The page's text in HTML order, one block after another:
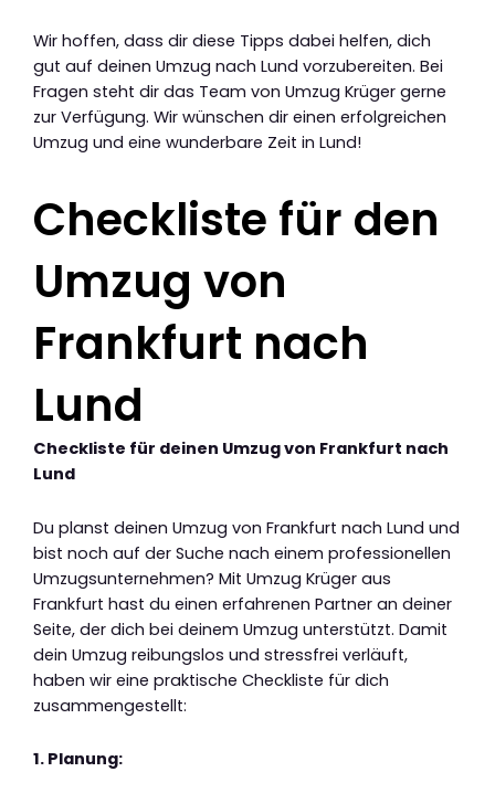
Wir hoffen, dass dir diese Tipps dabei helfen, dich
gut auf deinen Umzug nach Lund vorzubereiten. Bei
Fragen steht dir das Team von Umzug Krüger gerne
zur Verfügung. Wir wünschen dir einen erfolgreichen
Umzug und eine wunderbare Zeit in Lund!
Checkliste für den
Umzug von
Frankfurt nach
Lund
Checkliste für deinen Umzug von Frankfurt nach
Lund
Du planst deinen Umzug von Frankfurt nach Lund und
bist noch auf der Suche nach einem professionellen
Umzugsunternehmen? Mit Umzug Krüger aus
Frankfurt hast du einen erfahrenen Partner an deiner
Seite, der dich bei deinem Umzug unterstützt. Damit
dein Umzug reibungslos und stressfrei verläuft,
haben wir eine praktische Checkliste für dich
zusammengestellt:
1. Planung: